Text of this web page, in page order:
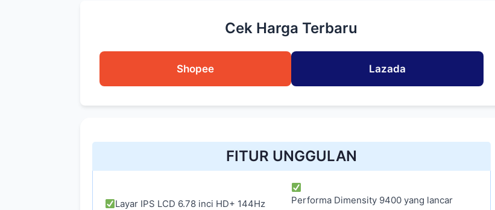
Cek Harga Terbaru
Shopee Lazada
FITUR UNGGULAN
Layar IPS LCD 6.78 inci HD+ 144Hz
Performa Dimensity 9400 yang lancar